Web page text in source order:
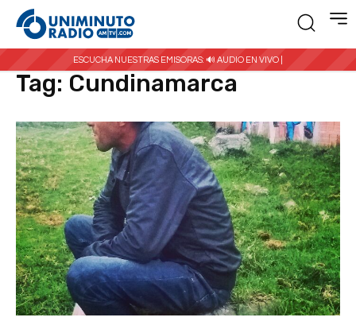
ESCUCHA NUESTRAS EMISORAS: 🔊 AUDIO EN VIVO |
Inicio Etiquetas Cundinamarca
Tag: Cundinamarca